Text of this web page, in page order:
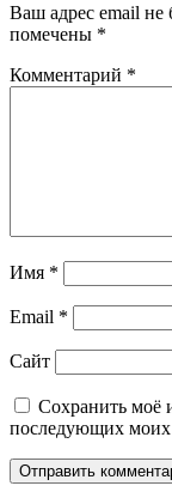
Ваш адрес email не
помечены *
Комментарий *
Имя *
Email *
Сайт
Сохранить моё
последующих моих